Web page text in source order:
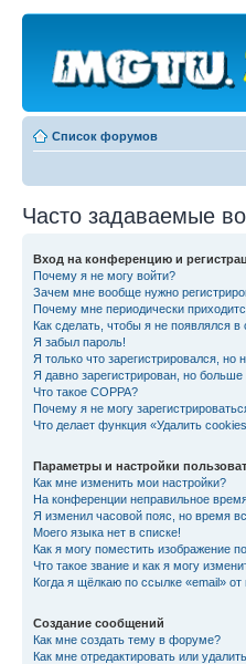
Список форумов
Часто задаваемые
Вход на конференцию и
Почему я не могу войти?
Зачем мне вообще нужно
Почему мне периодически
Как сделать, чтобы я не появлялся
Я забыл пароль!
Я только что зарегистрировался, но
Я давно зарегистрирован, но больше
Что такое COPPA?
Почему я не могу
Что делает функция «Удалить
Параметры и настройки
Как мне изменить мои настройки?
На конференции неправильное
Я изменил часовой пояс, но время
Моего языка нет в списке!
Как я могу поместить изображение
Что такое звание и как я могу
Когда я щёлкаю по ссылке «email»
Создание сообщений
Как мне создать тему в форуме?
Как мне отредактировать или